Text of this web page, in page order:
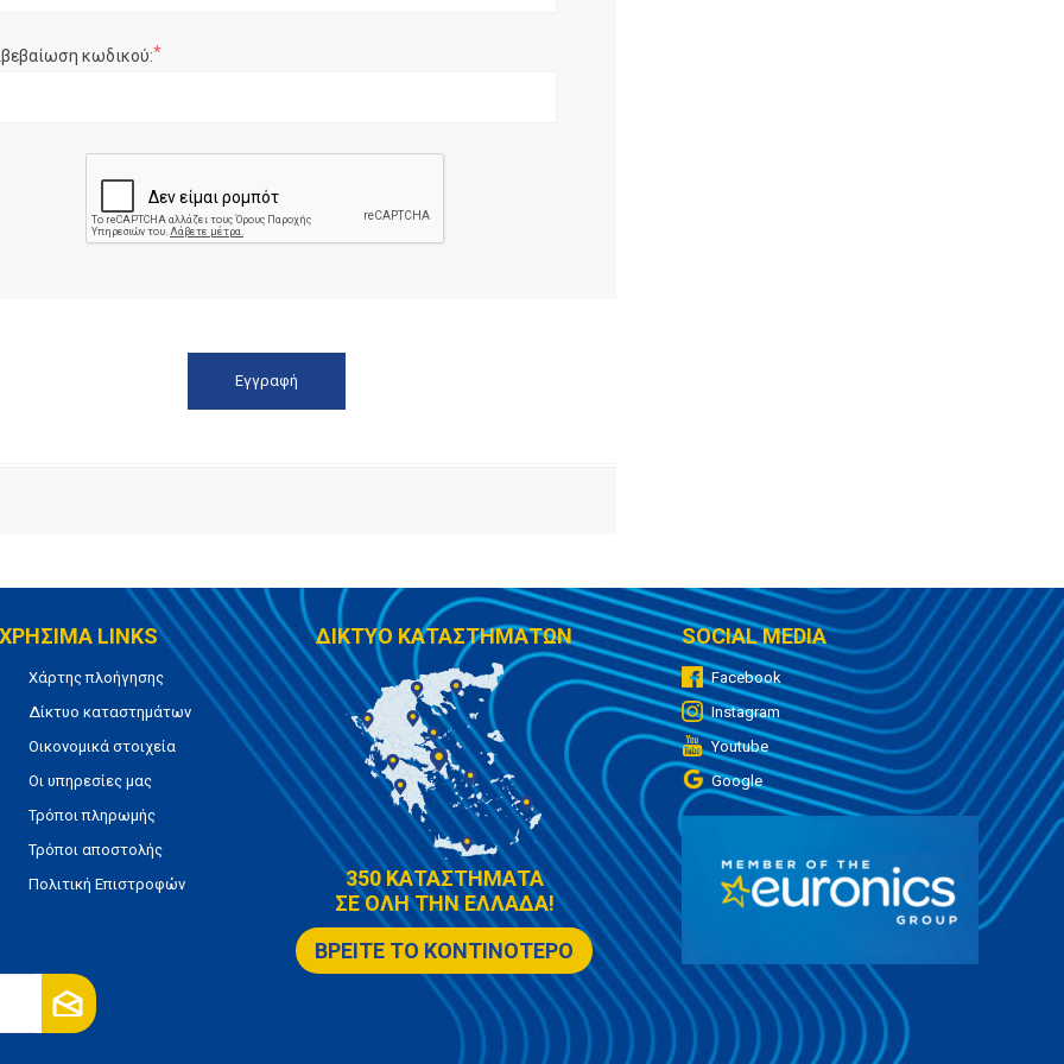
κωδικού:*
ΧΡΗΣΙΜΑ LINKS
Χάρτης πλοήγησης
Δίκτυο καταστημάτων
Οικονομικά στοιχεία
Οι υπηρεσίες μας
Τρόποι πληρωμής
Τρόποι αποστολής
Πολιτική Επιστροφών
ΔΙΚΤΥΟ ΚΑΤΑΣΤΗΜΑΤΩΝ
350 ΚΑΤΑΣΤΗΜΑΤΑ
ΣΕ ΟΛΗ ΤΗΝ ΕΛΛΑΔΑ!
ΒΡΕΙΤΕ ΤΟ ΚΟΝΤΙΝΟΤΕΡΟ
SOCIAL MEDIA
Facebook
Instagram
Youtube
Google